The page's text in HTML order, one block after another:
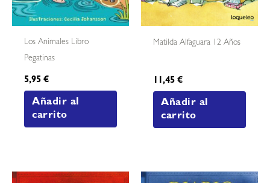
Los Animales Libro
Pegatinas
5,95€
Añadir al
carrito
Matilda Alfaguara 12 Años
11,45€
Añadir al
carrito